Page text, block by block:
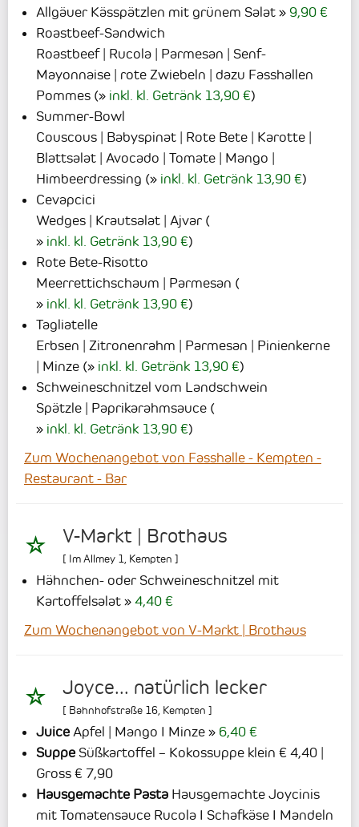
Allgäuer Kässpätzlen mit grünem Salat
9,90 €
Roastbeef-Sandwich
Roastbeef | Rucola | Parmesan | Senf-
Mayonnaise | rote Zwiebeln | dazu Fasshallen
Pommes ( inkl. kl. Getränk 13,90 €)
Summer-Bowl
Couscous | Babyspinat | Rote Bete | Karotte |
Blattsalat | Avocado | Tomate | Mango |
Himbeerdressing ( inkl. kl. Getränk 13,90 €)
Cevapcici
Wedges | Krautsalat | Ajvar (
inkl. kl. Getränk 13,90 €)
Rote Bete-Risotto
Meerrettichschaum | Parmesan (
inkl. kl. Getränk 13,90 €)
Tagliatelle
Erbsen | Zitronenrahm | Parmesan | Pinienkerne
| Minze ( inkl. kl. Getränk 13,90 €)
Schweineschnitzel vom Landschwein
Spätzle | Paprikarahmsauce (
inkl. kl. Getränk 13,90 €)
Zum Wochenangebot von Fasshalle - Kempten -
Restaurant - Bar
V-Markt | Brothaus
[ Im Allmey 1 Kempten ]
Hähnchen- oder Schweineschnitzel mit
Kartoffelsalat
4,40 €
Zum Wochenangebot von V-Markt | Brothaus
Joyce... natürlich lecker
[ Bahnhofstraße 16, Kempten ]
JuiceApfel | Mango I Minze
6,40 €
SuppeSüßkartoffel – Kokossuppe klein € 4,40 |
Gross € 7,90
Hausgemachte Pasta Hausgemachte Joycinis
mit Tomatensauce Rucola I Schafkäse I Mandeln